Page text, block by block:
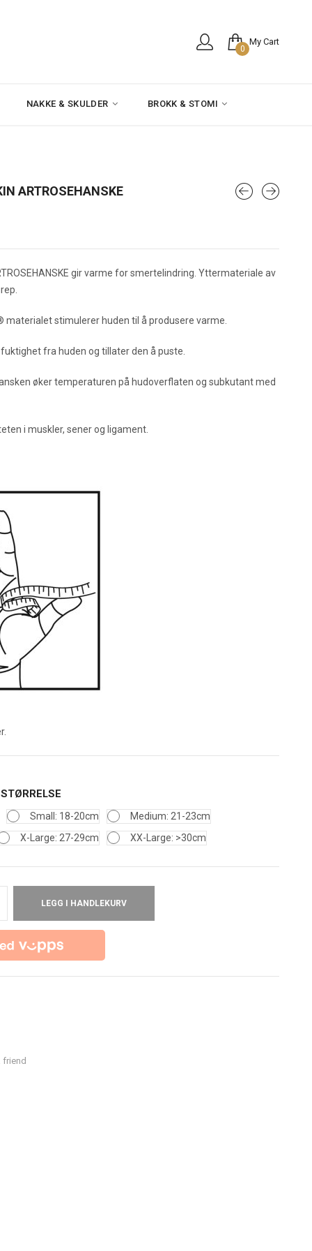
0
My Cart
NAKKE & SKULDER BROKK & STOMI
ARTROSEHANSKE
gir varme for smertelindring. Yttermateriale av
stimulerer huden til å produsere varme.
fra huden og tillater den å puste.
øker temperaturen på hudoverflaten og subkutant med
i muskler, sener og ligament.
Small: 18-20cm
Medium: 21-23cm
X-Large: 27-29cm
XX-Large: >30cm
LEGG I HANDLEKURV
friend